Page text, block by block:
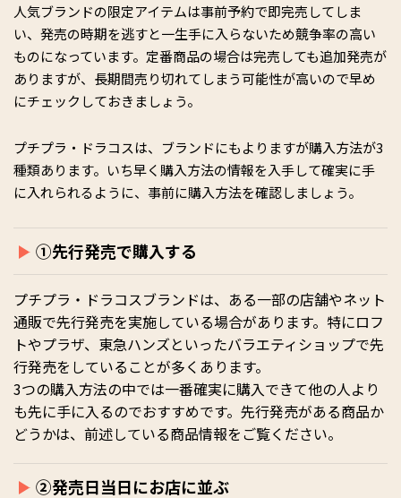
人気ブランドの限定アイテムは事前予約で即完売してしま
い、発売の時期を逃すと一生手に入らないため競争率の高い
ものになっています。定番商品の場合は完売しても追加発売が
ありますが、長期間売り切れてしまう可能性が高いので早め
にチェックしておきましょう。
プチプラ・ドラコスは、ブランドにもよりますが購入方法が3
種類あります。いち早く購入方法の情報を入手して確実に手
に入れられるように、事前に購入方法を確認しましょう。
①先行発売で購入する
プチプラ・ドラコスブランドは、ある一部の店舗やネット
通販で先行発売を実施している場合があります。特にロフ
トやプラザ、東急ハンズといったバラエティショップで先
行発売をしていることが多くあります。
3つの購入方法の中では一番確実に購入できて他の人より
も先に手に入るのでおすすめです。先行発売がある商品か
どうかは、前述している商品情報をご覧ください。
②発売日当日にお店に並ぶ